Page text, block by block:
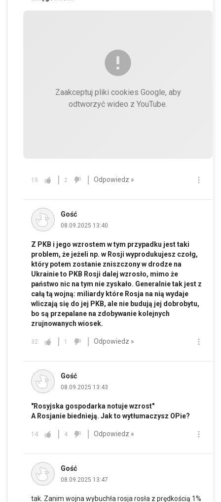
Zaakceptuj pliki cookies Google, aby
odtworzyć wideo z YouTube.
15 2 Odpowiedz »
Gość
08.09.2025 13:40
Z PKB i jego wzrostem w tym przypadku jest taki
problem, że jeżeli np. w Rosji wyprodukujesz czołg,
który potem zostanie zniszczony w drodze na
Ukrainie to PKB Rosji dalej wzrosło, mimo że
państwo nic na tym nie zyskało. Generalnie tak jest z
całą tą wojną: miliardy które Rosja na nią wydaje
wliczają się do jej PKB, ale nie budują jej dobrobytu,
bo są przepalane na zdobywanie kolejnych
zrujnowanych wiosek.
32 1 Odpowiedz »
Gość
08.09.2025 13:43
"Rosyjska gospodarka notuje wzrost"
A Rosjanie biednieją. Jak to wytłumaczysz OPie?
14 4 Odpowiedz »
Gość
08.09.2025 13:47
tak. Zanim wojna wybuchła rosja rosła z prędkością 1%